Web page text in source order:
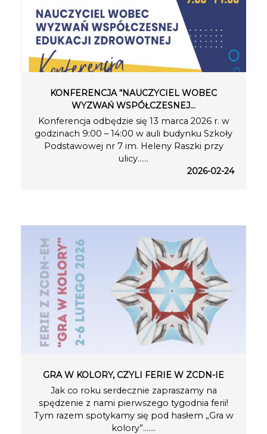
KONFERENCJA “NAUCZYCIEL WOBEC
WYZWAŃ WSPÓŁCZESNEJ…
Konferencja odbędzie się 13 marca 2026 r. w
godzinach 9:00 – 14:00 w auli budynku Szkoły
Podstawowej nr 7 im. Heleny Raszki przy
ulicy…...
2026-02-24
GRA W KOLORY, CZYLI FERIE W ZCDN-IE
Jak co roku serdecznie zapraszamy na
spędzenie z nami pierwszego tygodnia ferii!
Tym razem spotykamy się pod hasłem „Gra w
kolory”.…...